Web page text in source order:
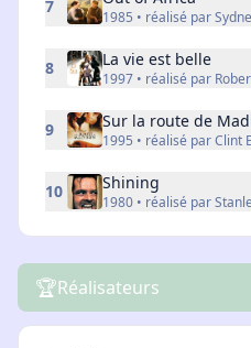
7
1985 • réalisé par
8 La vie est belle
1997 • réalisé par
9 Sur la route de
1995 • réalisé par Clint
10 Shining
1980 • réalisé par
🏆Réalisateurs